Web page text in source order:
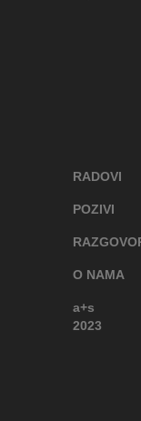
RADOVI
POZIVI
O NAMA
a+s
2023